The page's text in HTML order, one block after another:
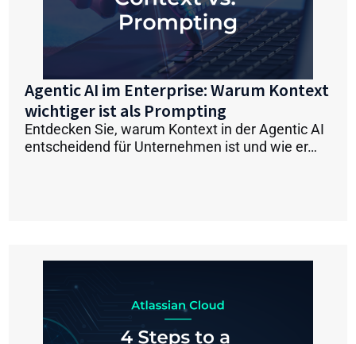
Agentic AI im Enterprise: Warum Kontext
wichtiger ist als Prompting
Entdecken Sie, warum Kontext in der Agentic AI
entscheidend für Unternehmen ist und wie er…